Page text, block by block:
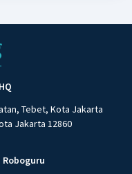
Tebet, Kota Jakarta
Jakarta 12860
Roboguru